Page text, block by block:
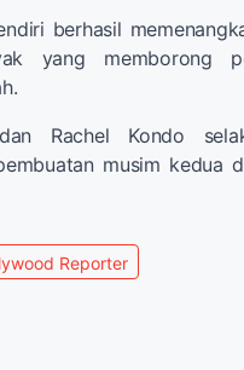
berhasil
yang memborong
Rachel Kondo
musim kedua
Reporter